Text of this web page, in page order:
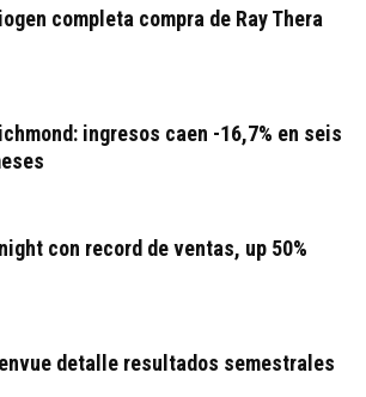
completa compra de Ray Thera
ingresos caen -16,7% en seis
con record de ventas, up 50%
detalle resultados semestrales